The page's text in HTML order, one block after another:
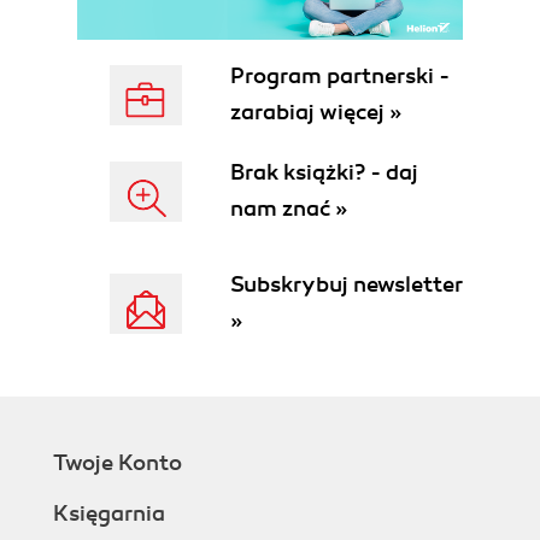
Virtualization
Automation
Logging and Monitoring
Cloud Models
Platform as a Service
Software as a Service
Location, Location, Location
Roles and Responsibilities
Security Concepts
Cryptography
Program partnerski -
zarabiaj więcej »
Brak książki? - daj
nam znać »
Subskrybuj newsletter
»
Twoje Konto
Księgarnia